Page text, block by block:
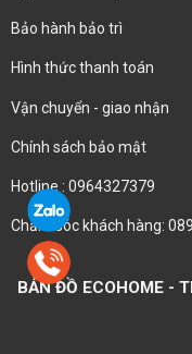
Bảo hành bảo trì
Hình thức thanh toán
Vận chuyển - giao nhận
Chính sách bảo mật
Hotline : 0964327379
Chăm sóc khách hàng:
BẢN ĐỒ ECOHOME -